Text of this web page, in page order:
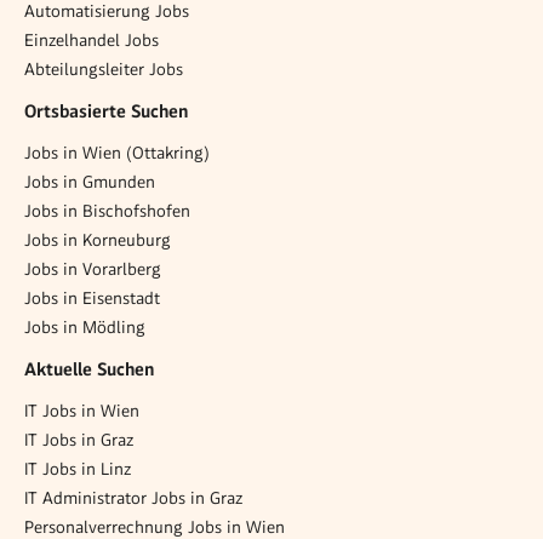
Automatisierung Jobs
Einzelhandel Jobs
Abteilungsleiter Jobs
Ortsbasierte Suchen
Jobs in Wien (Ottakring)
Jobs in Gmunden
Jobs in Bischofshofen
Jobs in Korneuburg
Jobs in Vorarlberg
Jobs in Eisenstadt
Jobs in Mödling
Aktuelle Suchen
IT Jobs in Wien
IT Jobs in Graz
IT Jobs in Linz
IT Administrator Jobs in Graz
Personalverrechnung Jobs in Wien